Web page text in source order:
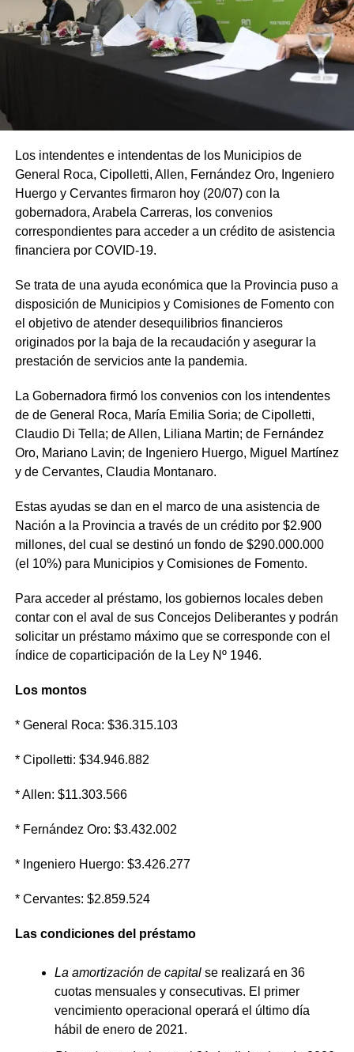
Los intendentes e intendentas de los Municipios de
General Roca, Cipolletti, Allen, Fernández Oro, Ingeniero
Huergo y Cervantes firmaron hoy (20/07) con la
gobernadora, Arabela Carreras, los convenios
correspondientes para acceder a un crédito de asistencia
financiera por COVID-19.
Se trata de una ayuda económica que la Provincia puso a
disposición de Municipios y Comisiones de Fomento con
el objetivo de atender desequilibrios financieros
originados por la baja de la recaudación y asegurar la
prestación de servicios ante la pandemia.
La Gobernadora firmó los convenios con los intendentes
de de General Roca, María Emilia Soria; de Cipolletti,
Claudio Di Tella; de Allen, Liliana Martin; de Fernández
Oro, Mariano Lavin; de Ingeniero Huergo, Miguel Martínez
y de Cervantes, Claudia Montanaro.
Estas ayudas se dan en el marco de una asistencia de
Nación a la Provincia a través de un crédito por $2.900
millones, del cual se destinó un fondo de $290.000.000
(el 10%) para Municipios y Comisiones de Fomento.
Para acceder al préstamo, los gobiernos locales deben
contar con el aval de sus Concejos Deliberantes y podrán
solicitar un préstamo máximo que se corresponde con el
índice de coparticipación de la Ley Nº 1946.
Los montos
* General Roca: $36.315.103
* Cipolletti: $34.946.882
* Allen: $11.303.566
* Fernández Oro: $3.432.002
* Ingeniero Huergo: $3.426.277
* Cervantes: $2.859.524
Las condiciones del préstamo
La amortización de capital se realizará en 36
cuotas mensuales y consecutivas. El primer
vencimiento operacional operará el último día
hábil de enero de 2021.